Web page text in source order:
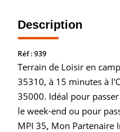
Description
Réf : 939
Terrain de Loisir en
35310, à 15 minutes à
35000. Idéal pour
le week-end ou pour
MPI 35, Mon Partenaire